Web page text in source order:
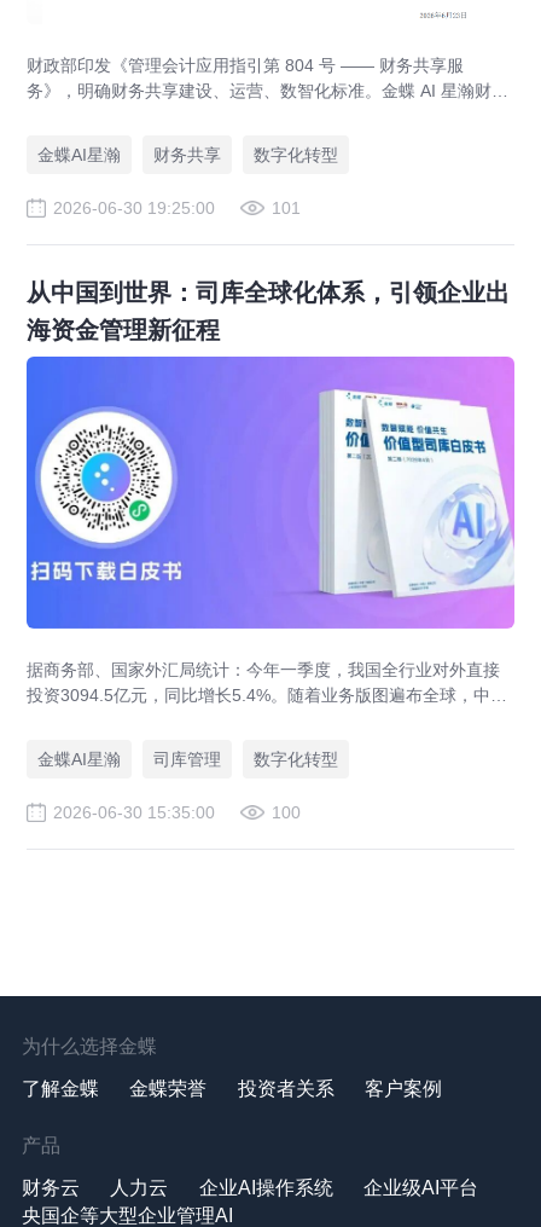
财政部印发《管理会计应用指引第 804 号 —— 财务共享服
务》，明确财务共享建设、运营、数智化标准。金蝶 AI 星瀚财务
集团企业合规落地财务共享中心。
金蝶AI星瀚 财务共享 数字化转型
2026-06-30 19:25:00 101
从中国到世界：司库全球化体系，引领企业出
海资金管理新征程
据商务部、国家外汇局统计：今年一季度，我国全行业对外直接
投资3094.5亿元，同比增长5.4%。随着业务版图遍布全球，中企
阶段。而在此过程中，企业的资金管理体系，正成为决定全球化
成败的关键底牌。曾经仅作为后台支撑的司库，如今已然逆袭升
扛起了全球资金管控、风险对冲、价值创造的核心重任。
金蝶AI星瀚 司库管理 数字化转型
2026-06-30 15:35:00 100
为什么选择金蝶
了解金蝶 金蝶荣誉 投资者关系 客户案例
产品
财务云 人力云 企业AI操作系统
企业级AI平台
央国企等大型企业管理AI